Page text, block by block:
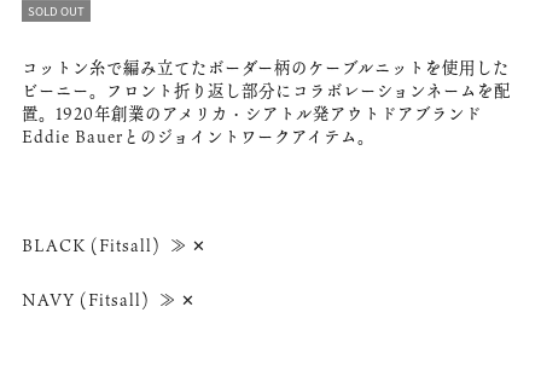
SOLD OUT
コットン糸で編み立てたボーダー柄のケーブルニットを使用した
ビーニー。フロント折り返し部分にコラボレーションネームを配
置。1920年創業のアメリカ・シアトル発アウトドアブランド
Eddie Bauerとのジョイントワークアイテム。
BLACK (Fitsall) ≫ ✕
NAVY (Fitsall) ≫ ✕